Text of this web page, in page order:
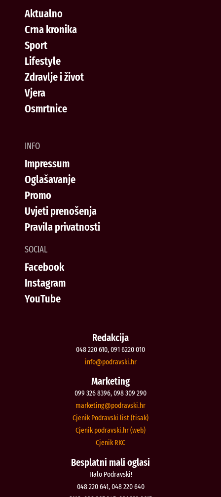
Aktualno
Crna kronika
Sport
Lifestyle
Zdravlje i život
Vjera
Osmrtnice
INFO
Impressum
Oglašavanje
Promo
Uvjeti prenošenja
Pravila privatnosti
SOCIAL
Facebook
Instagram
YouTube
Redakcija
048 220 610, 091 6220 010
rh.iksvardop
@ofni
Marketing
099 326 8396, 098 309 290
rh.iksvardop
@gnitekram
Cjenik Podravski list (tisak)
Cjenik podravski.hr (web)
Cjenik RKC
Besplatni mali oglasi
Halo Podravski!
048 220 641, 048 220 640